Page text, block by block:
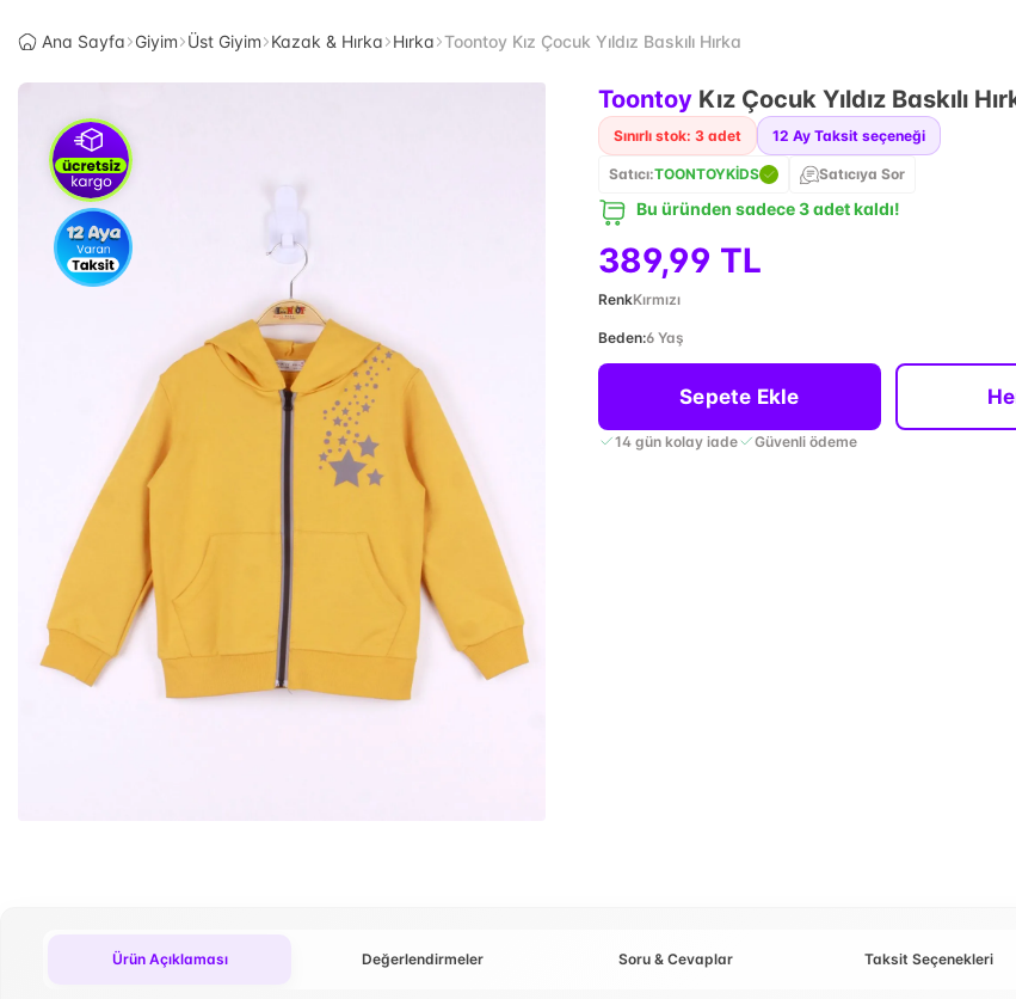
Ana Sayfa Giyim Üst Giyim Kazak & Hırka Hırka Toontoy Kız Çocuk Yıldız Baskılı Hırka
Toontoy Kız Çocuk Yıldız Baskılı
Sınırlı stok: 3 adet 12 Ay Taksit seçeneği
Satıcı:TOONTOYKİDS Satıcıya Sor
Bu üründen sadece 3 adet kaldı!
389,99 TL
RenkKırmızı
Beden:6 Yaş
Sepete Ekle
14 gün kolay iade Güvenli ödeme
Ürün Açıklaması Değerlendirmeler Soru & Cevaplar Taksit Seçenekleri